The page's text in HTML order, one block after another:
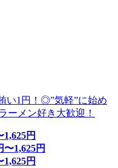
い1円！◎”気軽”に始め
メン好き大歓迎！
1,625円
〜1,625円
1,625円